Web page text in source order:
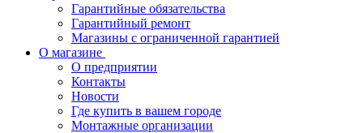
Гарантийные обязательства
Гарантийный ремонт
Магазины с ограниченной гарантией
О магазине
О предприятии
Контакты
Новости
Где купить в вашем городе
Монтажные организации